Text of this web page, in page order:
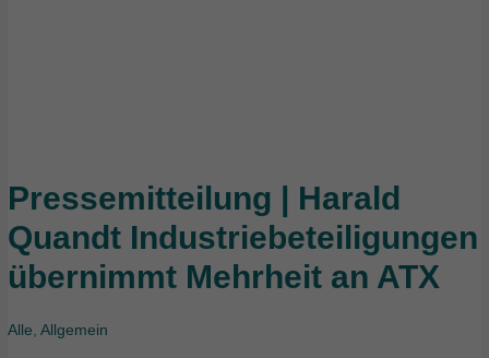
Pressemitteilung | Harald
Quandt Industriebeteiligungen
übernimmt Mehrheit an ATX
Alle ,Allgemein
Pressemitteilung
Harald
Quandt
übernimmt